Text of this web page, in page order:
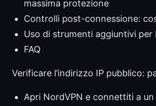
massima protezione
Controlli post-connessione:
Uso di strumenti aggiuntivi per
FAQ
Verificare l’indirizzo IP pubblico:
Apri NordVPN e connettiti a